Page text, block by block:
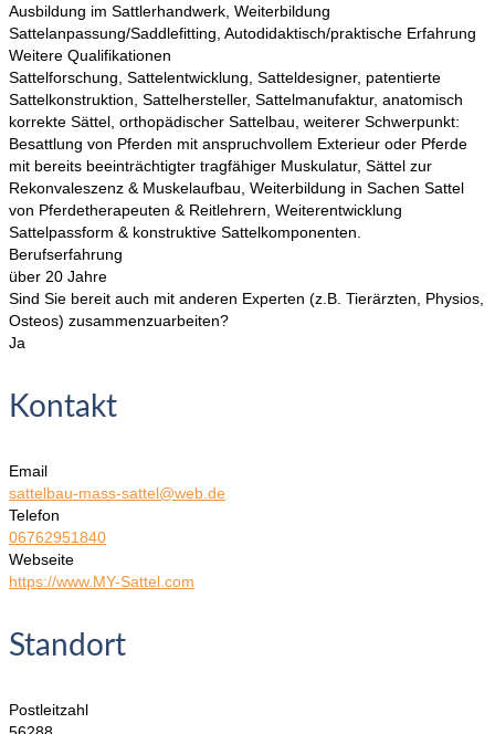
Ausbildung im Sattlerhandwerk, Weiterbildung
Sattelanpassung/Saddlefitting, Autodidaktisch/praktische Erfahrung
Weitere Qualifikationen
Sattelforschung, Sattelentwicklung, Satteldesigner, patentierte
Sattelkonstruktion, Sattelhersteller, Sattelmanufaktur, anatomisch
korrekte Sättel, orthopädischer Sattelbau, weiterer Schwerpunkt:
Besattlung von Pferden mit anspruchvollem Exterieur oder Pferde
mit bereits beeinträchtigter tragfähiger Muskulatur, Sättel zur
Rekonvaleszenz & Muskelaufbau, Weiterbildung in Sachen Sattel
von Pferdetherapeuten & Reitlehrern, Weiterentwicklung
Sattelpassform & konstruktive Sattelkomponenten.
Berufserfahrung
über 20 Jahre
Sind Sie bereit auch mit anderen Experten (z.B. Tierärzten, Physios,
Osteos) zusammenzuarbeiten?
Ja
Kontakt
Email
sattelbau-mass-sattel@web.de
Telefon
06762951840
Webseite
https://www.MY-Sattel.com
Standort
Postleitzahl